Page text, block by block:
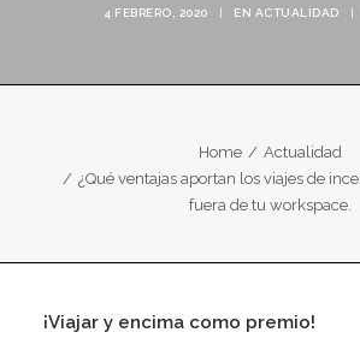
TARIFAS
4 FEBRERO, 2020 | EN ACTUALIDAD |
Home
Actualidad
¿Qué ventajas aportan los viajes de
fuera de tu workspace.
¡Viajar y encima como premio!